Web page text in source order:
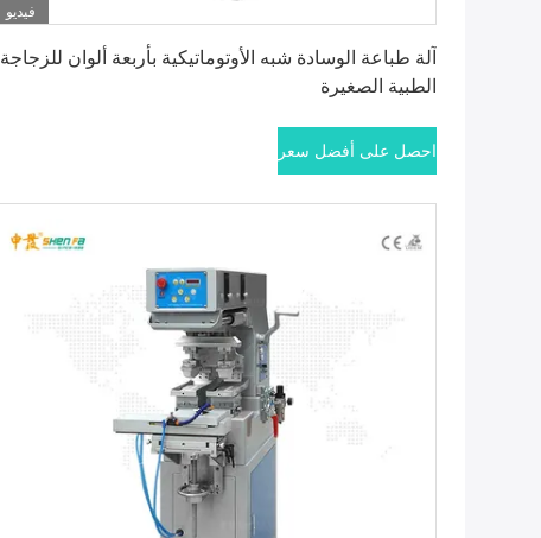
فيديو
آلة طباعة الوسادة شبه الأوتوماتيكية بأربعة ألوان للزجاجة
الطبية الصغيرة
احصل على أفضل سعر